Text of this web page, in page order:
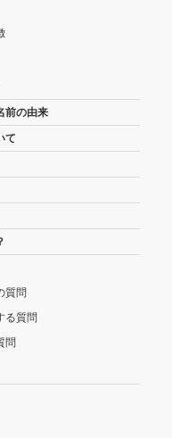
前の由来
て
質問
る質問
問